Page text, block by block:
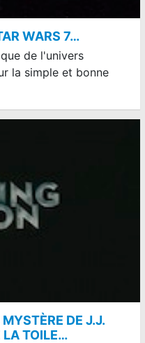
WARS 7…
de l'univers
la simple et bonne
DE J.J.
LA TOILE…